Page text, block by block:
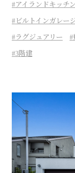
アイランドキッチン
ビルトインガレー
ラグジュアリー
3階建